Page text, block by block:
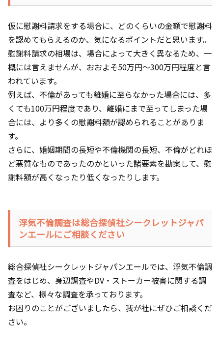
仮に慰謝料請求をする場合に、どのくらいの金額で慰謝料
を認めてもらえるのか、気になるポイントだと思います。
慰謝料請求の相場は、場合によって大きく異なるため、一
概には言えませんが、おおよそ50万円～300万円程度と言
われています。
例えば、不倫があっても離婚に至らなかった場合には、多
くても100万円程度であり、離婚にまで至ってしまった場
合には、より多くの慰謝料額が認められることがありま
す。
さらに、婚姻期間の長短や不倫機関の長短、不倫がどれほ
ど悪質なものであったのかといった諸要素を勘案して、慰
謝料額が高くなったり低くなったりします。
浮気不倫調査は総合探偵社シークレットジャパ
ンエールにご相談ください
総合探偵社シークレットジャパンエールでは、浮気不倫調
査をはじめ、身辺調査やDV ・ストーカー被害に関する調
査など、様々な調査を承っております。
お困りのことがございましたら、我が社にぜひご相談くだ
さい。